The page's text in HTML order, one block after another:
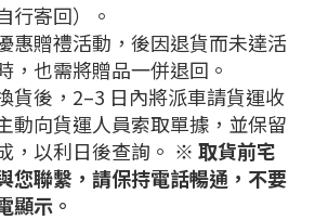
行寄回）。
惠贈禮活動，後因退貨而未達活
，也需將贈品一併退回。
貨後，2–3 日內將派車請貨運收
動向貨運人員索取單據，並保留
，以利日後查詢。 ※ 取貨前宅
您聯繫，請保持電話暢通，不要
顯示。